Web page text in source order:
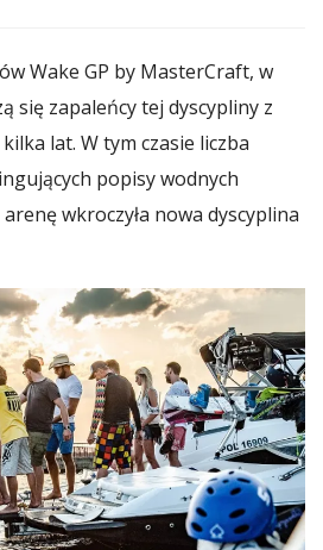
Wake GP by MasterCraft, w
się zapaleńcy tej dyscypliny z
lat. W tym czasie liczba
popisy wodnych
wkroczyła nowa dyscyplina